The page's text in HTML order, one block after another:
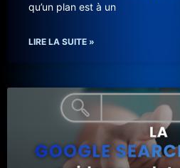
qu’un plan est à un
LIRE LA SUITE »